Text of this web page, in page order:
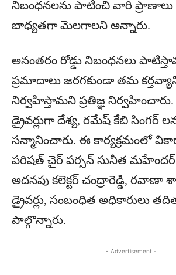
నిబంధనలను పాటించి వారి
బాధ్యతగా మెలగాలని అన్నారు.
అనంతరం రోడ్డు నిబంధనలు
ప్రమాదాలు జరగకుండా తమ
నిర్వహిస్తామని ప్రతిజ్ఞ
డ్రైవర్లుగా దేశ్య, రమేష్ కేబి సింగర్
సన్మానించారు. ఈ కార్యక్రమంలో
పరిషత్ చైర్ పర్సన్ సునీత మహేందర్
అదనపు కలెక్టర్ చంద్రారెడ్డి, రవాణా
డ్రైవర్లు, సంబంధిత అధికారులు
పాల్గొన్నారు.
- Advertisement -